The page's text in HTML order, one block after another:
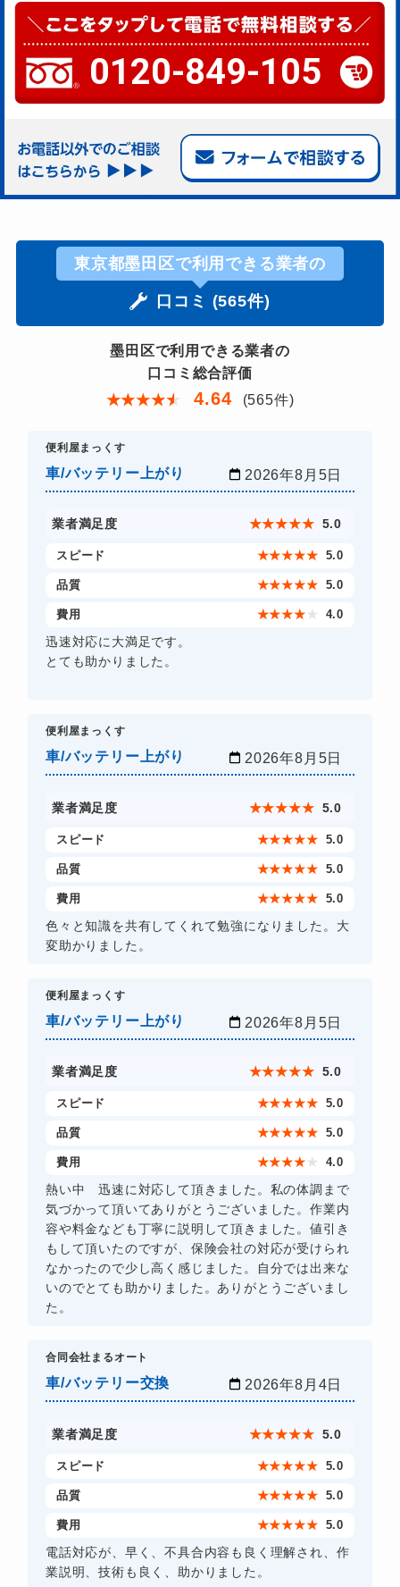
0120-849-105
東京都墨田区で利用できる業者の
口コミ (565件)
墨田区で利用できる業者の
口コミ総合評価
★★★★★ 4.64 (565件)
​便利屋まっくす
車/バッテリー上がり 2026年8月5日
業者満足度 ★★★★★ 5.0
スピード ★★★★★ 5.0
品質 ★★★★★ 5.0
費用 ★★★★ ★ 4.0
迅速対応に大満足です。
とても助かりました。
​便利屋まっくす
車/バッテリー上がり 2026年8月5日
業者満足度 ★★★★★ 5.0
スピード ★★★★★ 5.0
品質 ★★★★★ 5.0
費用 ★★★★★ 5.0
色々と知識を共有してくれて勉強になりました。大
変助かりました。
​便利屋まっくす
車/バッテリー上がり 2026年8月5日
業者満足度 ★★★★★ 5.0
スピード ★★★★★ 5.0
品質 ★★★★★ 5.0
費用 ★★★★ ★ 4.0
熱い中 迅速に対応して頂きました。私の体調まで
気づかって頂いてありがとうございました。作業内
容や料金なども丁寧に説明して頂きました。値引き
もして頂いたのですが、保険会社の対応が受けられ
なかったので少し高く感じました。自分では出来な
いのでとても助かりました。ありがとうございまし
た。
合同会社まるオート
車/バッテリー交換 2026年8月4日
業者満足度 ★★★★★ 5.0
スピード ★★★★★ 5.0
品質 ★★★★★ 5.0
費用 ★★★★★ 5.0
電話対応が、早く、不具合内容も良く理解され、作
業説明、技術も良く、助かりました。